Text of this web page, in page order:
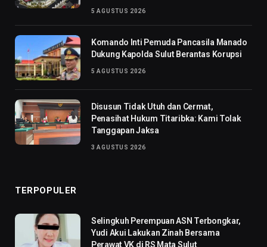
5 AGUSTUS 2026
Komando Inti Pemuda Pancasila Manado
Dukung Kapolda Sulut Berantas Korupsi
5 AGUSTUS 2026
Disusun Tidak Utuh dan Cermat,
Penasihat Hukum Titaribka: Kami Tolak
Tanggapan Jaksa
3 AGUSTUS 2026
TERPOPULER
Selingkuh Perempuan ASN Terbongkar,
Yudi Akui Lakukan Zinah Bersama
Perawat VK di RS Mata Sulut